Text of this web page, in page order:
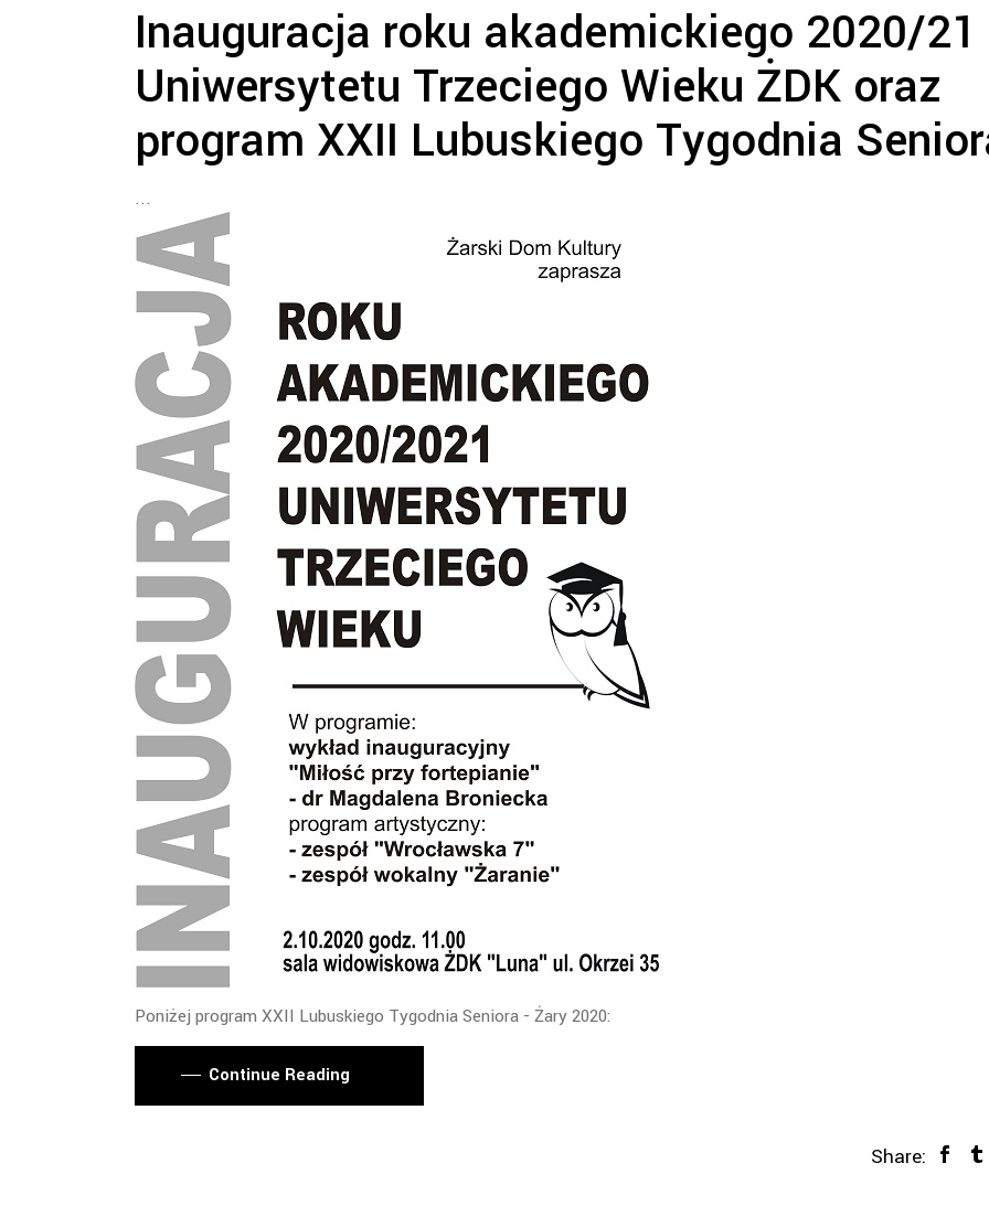
Inauguracja roku akademickiego 2020/21
Uniwersytetu Trzeciego Wieku ŻDK oraz
program XXII Lubuskiego Tygodnia
Poniżej program XXII Lubuskiego Tygodnia Seniora - Żary 2020:
Continue Reading
Share: